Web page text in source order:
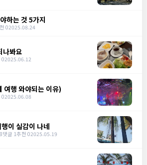
하는 것 5가지
02025.08.24
나봐요
02025.06.12
여행 와야되는 이유)
02025.06.08
이 실감이 나네
댓글 1추천 02025.05.19